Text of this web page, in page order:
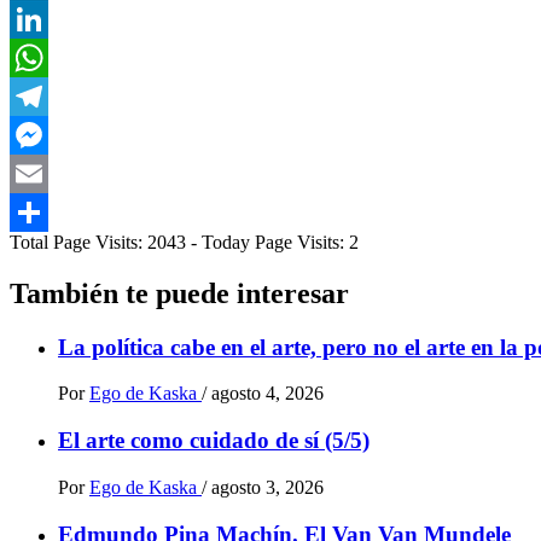
X
LinkedIn
WhatsApp
Telegram
Messenger
Email
Compartir
Total Page Visits: 2043 - Today Page Visits: 2
También te puede interesar
La política cabe en el arte, pero no el arte en la
Por Ego de Kaska / agosto 4, 2026
El arte como cuidado de sí (5/5)
Por Ego de Kaska / agosto 3, 2026
Edmundo Pina Machín. El Van Van Mundele